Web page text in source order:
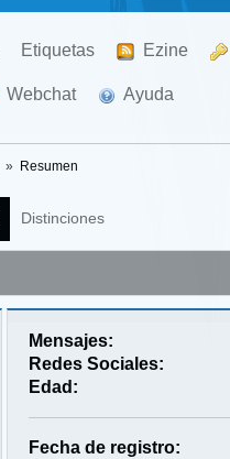
Etiquetas Ezine
Webchat Ayuda
» Resumen
Distinciones
Mensajes:
Redes Sociales:
Edad:
Fecha de registro: